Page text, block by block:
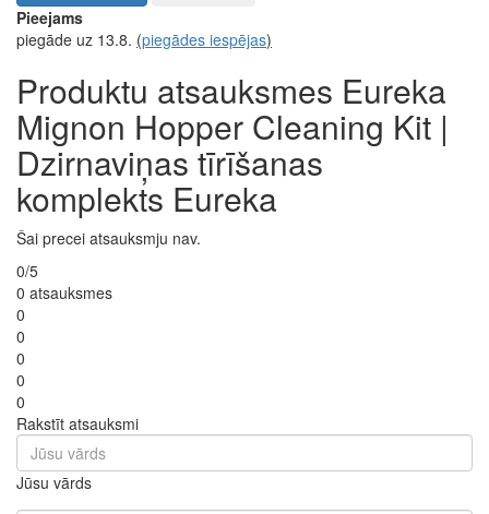
Pieejams
piegāde uz 13.8. (piegādes iespējas)
Produktu atsauksmes Eureka
Mignon Hopper Cleaning Kit |
Dzirnaviņas tīrīšanas
komplekts Eureka
Šai precei atsauksmju nav.
0/5
0 atsauksmes
0
0
0
0
0
Rakstīt atsauksmi
Jūsu vārds